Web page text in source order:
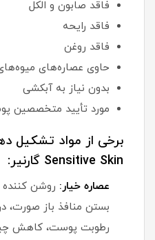
فاقد صابون و الکل
فاقد رایحه
فاقد روغن
حاوی عصاره‌های
بدون نیاز به آبکشی
مورد تأیید متخصصین
برخی از مواد تشکیل
Sensitive Skin گارنیر:
عصاره خیار: روشن کننده
بستن منافذ باز صورت،
رطوبت پوست، کاهش